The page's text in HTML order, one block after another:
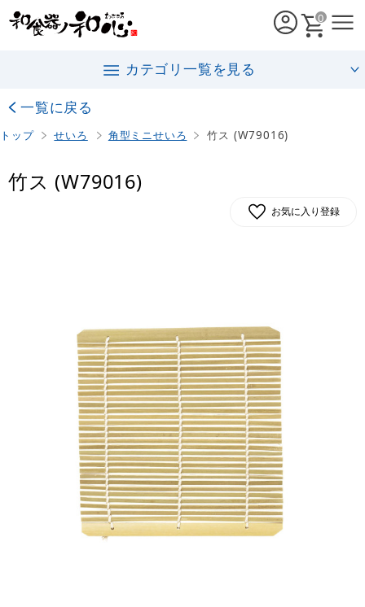
0
カテゴリ一覧を見る
一覧に戻る
トップ せいろ 角型ミニせいろ 竹ス (W79016)
竹ス (W79016)
お気に入り登録